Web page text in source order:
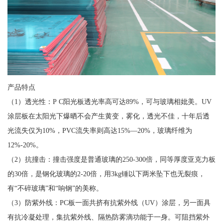
产品特点
（1）透光性：P C阳光板透光率高可达89%，可与玻璃相妣美。UV
涂层板在太阳光下爆晒不会产生黄变，雾化，透光不佳，十年后透
光流失仅为10%，PVC流失率则高达15%—20%，玻璃纤维为
12%-20%。
（2）抗撞击：撞击强度是普通玻璃的250-300倍，同等厚度亚克力板
的30倍，是钢化玻璃的2-20倍，用3kg锤以下两米坠下也无裂痕，
有“不碎玻璃”和“响钢”的美称。
（3）防紫外线：PC板一面共挤有抗紫外线（UV）涂层，另一面具
有抗冷凝处理，集抗紫外线、隔热防雾滴功能于一身。可阻挡紫外